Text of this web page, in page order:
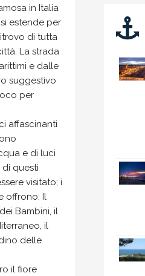
in Italia
estende per
di tutta
La strada
e dalle
suggestivo
per
affascinanti
e di luci
questi
visitato; i
offrono: Il
Bambini, il
il
delle
il fiore